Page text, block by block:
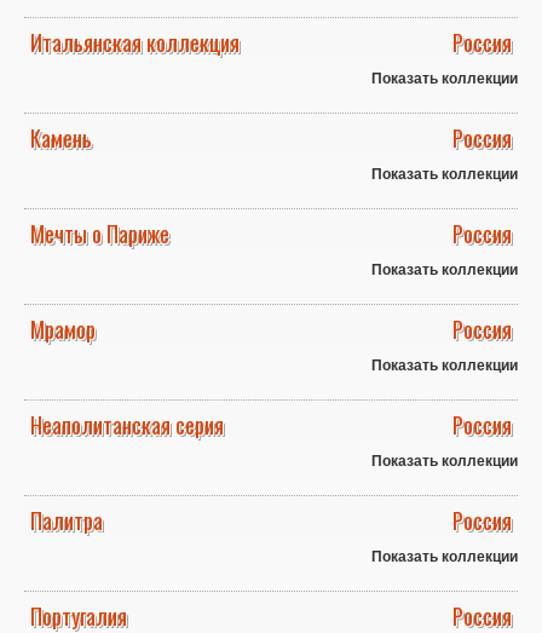
Итальянская коллекция Россия
Показать коллекции
Камень Россия
Показать коллекции
Мечты о Париже Россия
Показать коллекции
Мрамор Россия
Показать коллекции
Неаполитанская серия Россия
Показать коллекции
Палитра Россия
Показать коллекции
Португалия Россия